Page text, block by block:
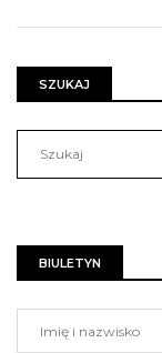
SZUKAJ
BIULETYN